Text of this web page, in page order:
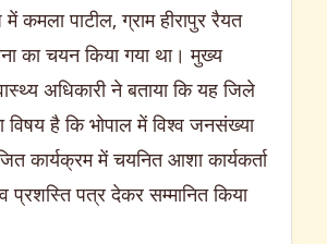
में कमला पाटील, ग्राम हीरापुर रैयत
का चयन किया गया था। मुख्य
अधिकारी ने बताया कि यह जिले
विषय है कि भोपाल में विश्व जनसंख्या
कार्यक्रम में चयनित आशा कार्यकर्ता
प्रशस्ति पत्र देकर सम्मानित किया